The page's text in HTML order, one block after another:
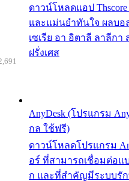
ดาวน์โหลดแอป
และแม่นยำทันใจ ผลบอ
เซเรีย อา อิตาลี ลาลีกา
ฝรั่งเศส
AnyDesk (โปรแกรม
กล ใช้ฟรี)
ดาวน์โหลดโปรแกรม
อร์ ที่สามารถเชื่อมต่อแ
ก และที่สำคัญมีระบบรั